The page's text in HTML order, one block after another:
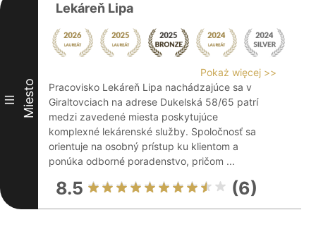
III Miesto
Lekáreň Lipa
Pokaż więcej >>
Pracovisko Lekáreň Lipa nachádzajúce sa v
Giraltovciach na adrese Dukelská 58/65 patrí
medzi zavedené miesta poskytujúce
komplexné lekárenské služby. Spoločnosť sa
orientuje na osobný prístup ku klientom a
ponúka odborné poradenstvo, pričom ...
8.5 (6)